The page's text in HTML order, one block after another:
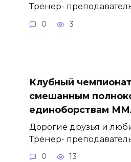
Тренер-
0 3
Клубный
смешанным
единоборствам
Дорогие друзья и
Тренер-
0 13